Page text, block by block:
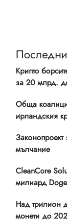
Крипто
за 20 млрд.
Обща
ирландския
мълчание
CleanCore
милиард
Над трилион
монети до